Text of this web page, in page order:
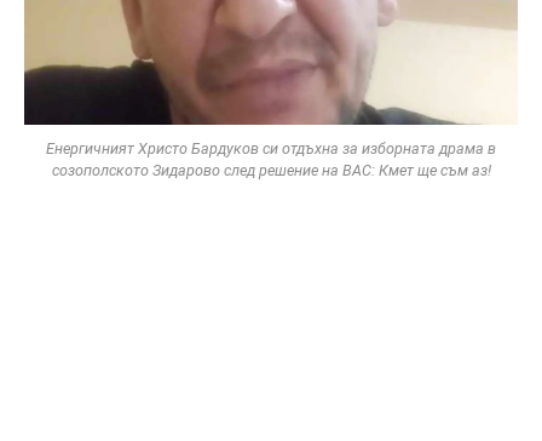
Енергичният Христо Бардуков си отдъхна за изборната драма в
созополското Зидарово след решение на ВАС: Кмет ще съм аз!